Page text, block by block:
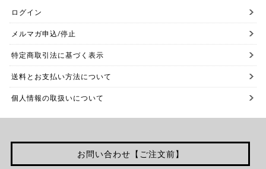
ログイン
メルマガ申込/停止
特定商取引法に基づく表示
送料とお支払い方法について
個人情報の取扱いについて
お問い合わせ【ご注文前】